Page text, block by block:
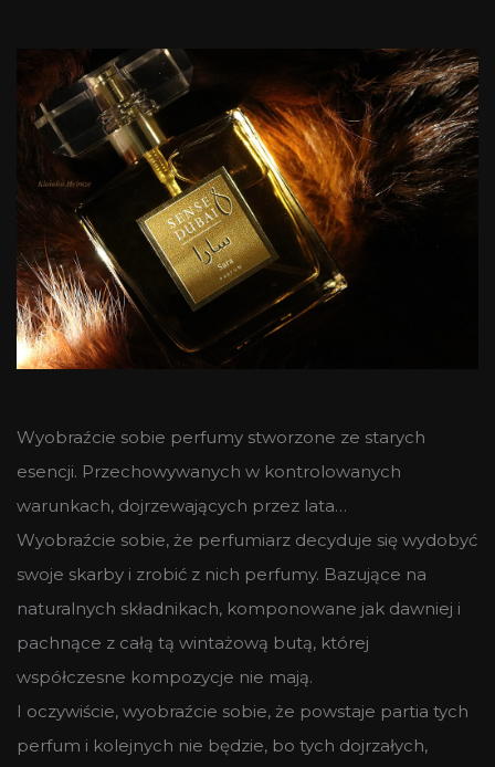
Wyobraźcie sobie perfumy stworzone ze starych
esencji. Przechowywanych w kontrolowanych
warunkach, dojrzewających przez lata…
Wyobraźcie sobie, że perfumiarz decyduje się wydobyć
swoje skarby i zrobić z nich perfumy. Bazujące na
naturalnych składnikach, komponowane jak dawniej i
pachnące z całą tą wintażową butą, której
współczesne kompozycje nie mają.
I oczywiście, wyobraźcie sobie, że powstaje partia tych
perfum i kolejnych nie będzie, bo tych dojrzałych,